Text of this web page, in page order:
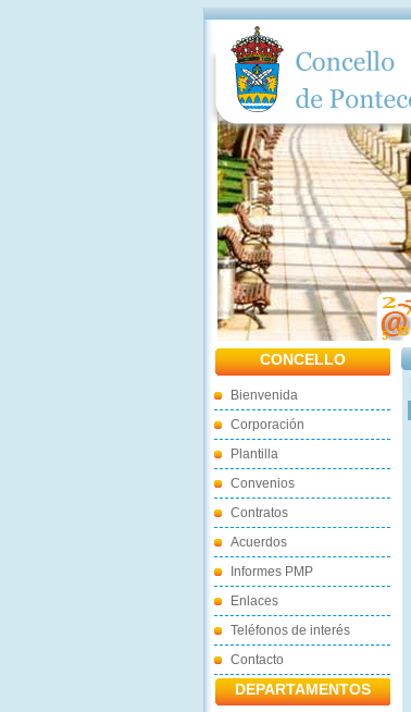
CONCELLO
Bienvenida
Corporación
Plantilla
Convenios
Contratos
Acuerdos
Informes PMP
Enlaces
Teléfonos de interés
Contacto
DEPARTAMENTOS